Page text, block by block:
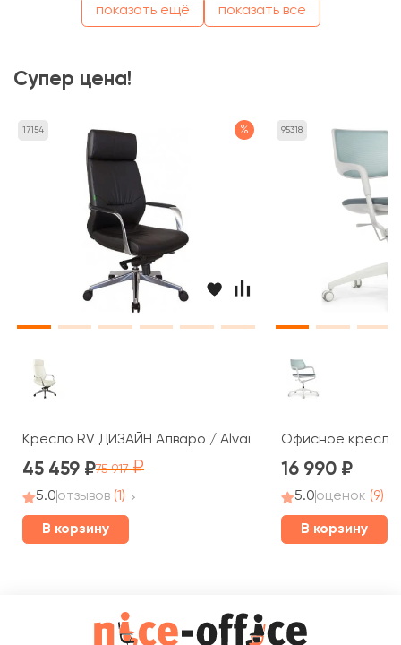
показать ещё показать все
Супер цена!
17154 %
Кресло RV ДИЗАЙН Алваро / Alvaro (A1815)
45 459 75 917
5.0отзывов (1)
В корзину
95318
Офисное кресло
16 990
5.0оценок (9)
В корзину